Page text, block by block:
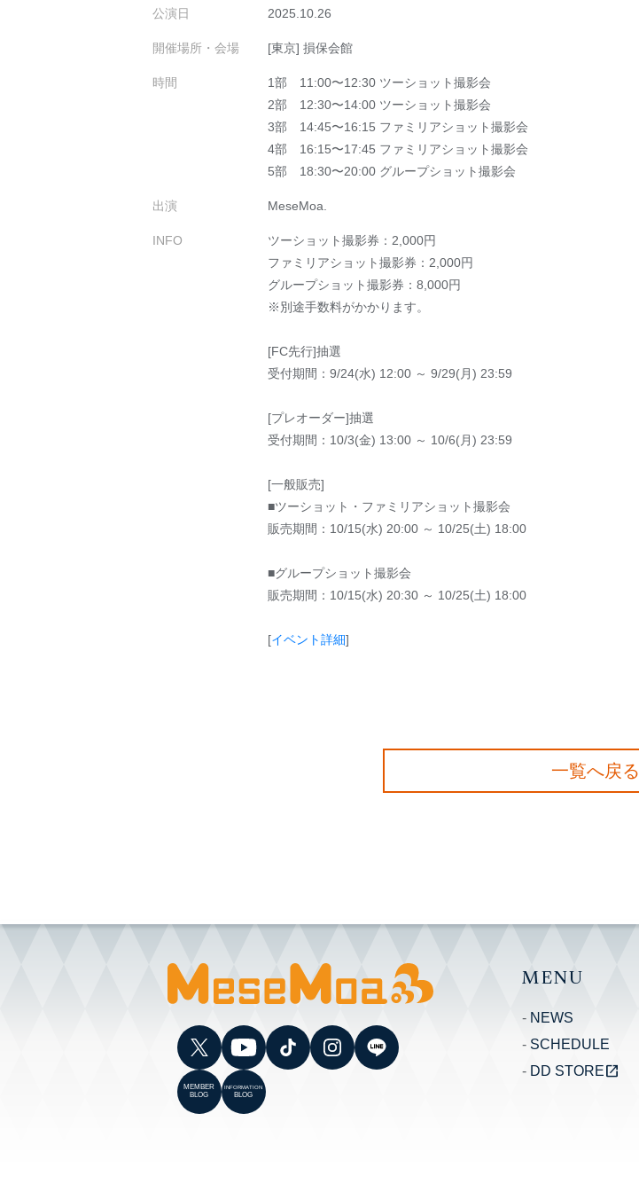
公演日 2025.10.26
開催場所・会場 [東京] 損保会館
時間
1部 11:00〜12:30 ツーショット撮影会
2部 12:30〜14:00 ツーショット撮影会
3部 14:45〜16:15 ファミリアショット撮影会
4部 16:15〜17:45 ファミリアショット撮影会
5部 18:30〜20:00 グループショット撮影会
出演 MeseMoa.
INFO
ツーショット撮影券：2,000円
ファミリアショット撮影券：2,000円
グループショット撮影券：8,000円
※別途手数料がかかります。
[FC先行]抽選
受付期間：9/24(水) 12:00 ～ 9/29(月) 23:59
[プレオーダー]抽選
受付期間：10/3(金) 13:00 ～ 10/6(月) 23:59
[一般販売]
■ツーショット・ファミリアショット撮影会
販売期間：10/15(水) 20:00 ～ 10/25(土) 18:00
■グループショット撮影会
販売期間：10/15(水) 20:30 ～ 10/25(土) 18:00
[イベント詳細]
一覧へ戻る
MEMBER
BLOG
INFORMATION
BLOG
MENU
NEWS
SCHEDULE
DD STOREopen_in_new